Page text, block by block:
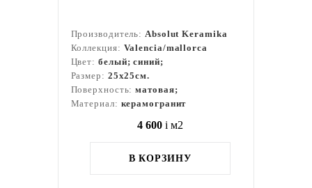
Производитель:Absolut Keramika
Коллекция: Valencia/mallorca
Цвет: белый; синий;
Размер: 25x25см.
Поверхность:матовая;
Материал: керамогранит
4 600 i м2
В КОРЗИНУ